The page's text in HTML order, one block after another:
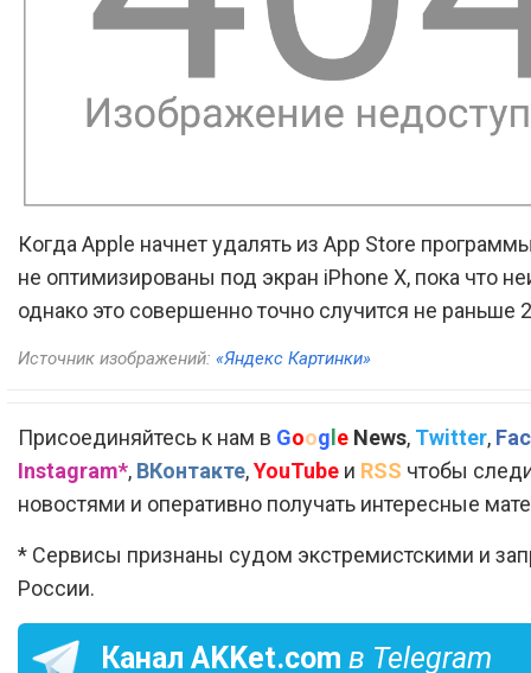
Когда Apple начнет удалять из App Store
не оптимизированы под экран iPhone X, пока что
однако это совершенно точно случится не раньше
Источник изображений: «Яндекс Картинки»
Присоединяйтесь к нам в Goog e News, Twitter,
Instagram*, ВКонтакте,YouTube и RSS чтобы
новостями и оперативно получать интересные
* Сервисы признаны судом экстремистскими и
России.
Канал AKKet.com в Telegram